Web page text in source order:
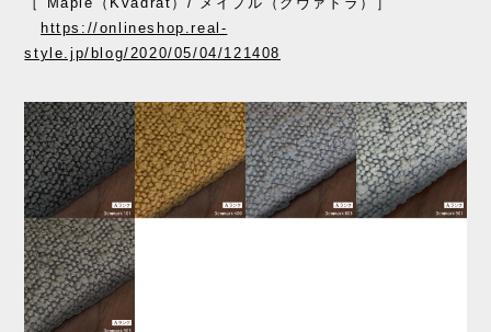
https://onlineshop.real-
style.jp/blog/2020/05/04/121408